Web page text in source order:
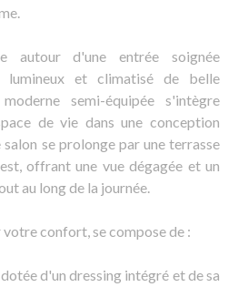
autour d'une entrée soignée
lumineux et climatisé de belle
semi-équipée s'intègre
de vie dans une conception
se prolonge par une terrasse
offrant une vue dégagée et un
au long de la journée.
votre confort, se compose de :
d'un dressing intégré et de sa